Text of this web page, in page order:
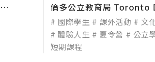
倫多公立教育局 Toronto
國際學生 課外活動
文
體驗人生
夏令營
公立
短期課程